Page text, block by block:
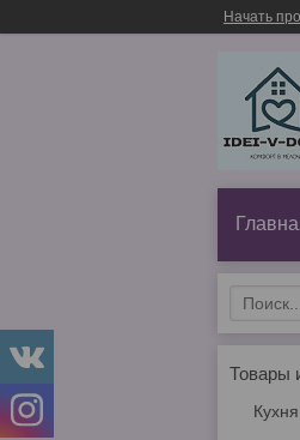
Начать
Товары
Кухня